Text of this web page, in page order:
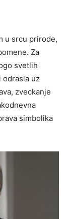
u srcu prirode,
Za
svetlih
odrasla uz
zveckanje
simbolika